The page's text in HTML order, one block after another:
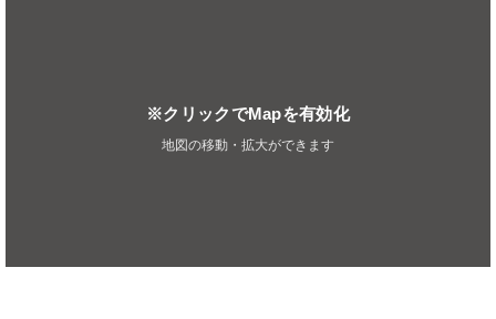
※クリックでMapを有効化
地図の移動・拡大ができます